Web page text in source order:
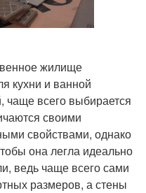
жилище
кухни и ванной
чаще всего выбирается
своими
свойствами, однако
она легла идеально
ведь чаще всего сами
размеров, а стены